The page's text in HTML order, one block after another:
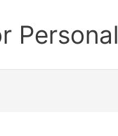
Personal